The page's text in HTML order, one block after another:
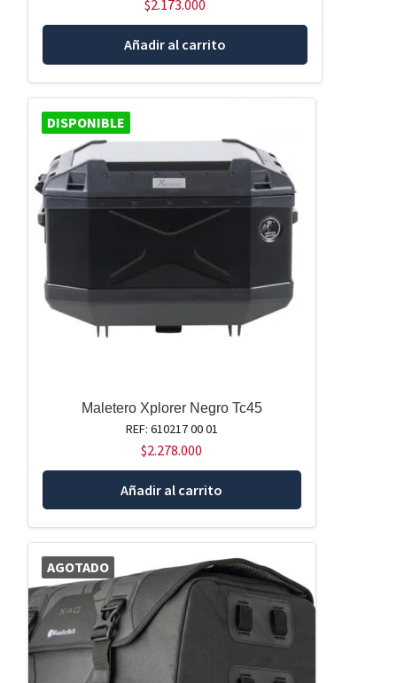
$2.173.000
Añadir al carrito
DISPONIBLE
Maletero Xplorer Negro Tc45
REF: 610217 00 01
$2.278.000
Añadir al carrito
AGOTADO